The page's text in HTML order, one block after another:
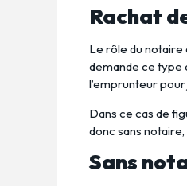
Rachat
Le rôle du notaire
demande ce type
l’emprunteur
Dans ce cas de
donc sans
Sans